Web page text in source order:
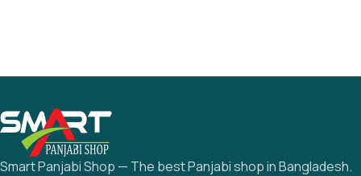
Smart Panjabi Shop — The best Panjabi shop in Bangladesh.